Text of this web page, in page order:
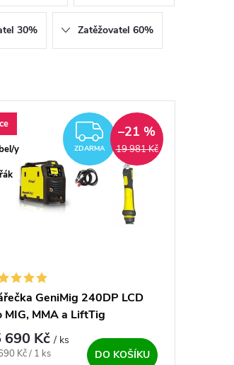
30% Zatěžovatel 60%
y
ZDARMA
ZDARMA 19 981 Kč
–21 %
GeniMig 240DP LCD
MIG, MMA a LiftTig
690 Kč/ ks
cena:
Kč / 1 ks
DO KOŠÍKU